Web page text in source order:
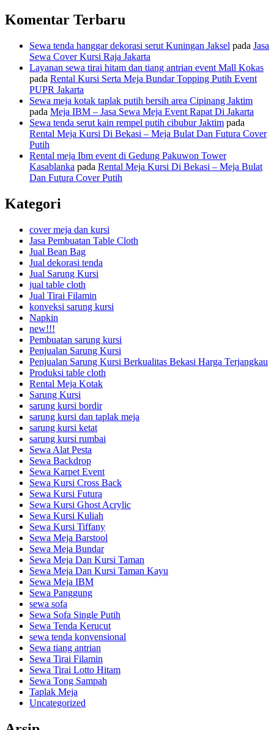
Komentar Terbaru
Sewa tenda hanggar dekorasi serut Kuningan Jaksel pada Jasa
Sewa Cover Kursi Raja Jakarta
Layanan sewa tirai hitam dan tiang antrian event Mall Kokas
pada Rental Kursi Serta Meja Bundar Topping Putih Event
PUPR Jakarta
Sewa meja kotak taplak putih bersih area Cipinang Jaktim
pada Meja IBM – Jasa Sewa Meja Event Rapat Di Jakarta
Sewa tenda serut kain rempel putih cibubur Jaktim pada
Rental Meja Kursi Di Bekasi – Meja Bulat Dan Futura Cover
Putih
Rental meja Ibm event di Gedung Pakuwon Tower
Kasablanka pada Rental Meja Kursi Di Bekasi – Meja Bulat
Dan Futura Cover Putih
Kategori
cover meja dan kursi
Jasa Pembuatan Table Cloth
Jual Bean Bag
Jual dekorasi tenda
Jual Sarung Kursi
jual table cloth
Jual Tirai Filamin
konveksi sarung kursi
Napkin
new!!!
Pembuatan sarung kursi
Penjualan Sarung Kursi
Penjualan Sarung Kursi Berkualitas Bekasi Harga Terjangkau
Produksi table cloth
Rental Meja Kotak
Sarung Kursi
sarung kursi bordir
sarung kursi dan taplak meja
sarung kursi ketat
sarung kursi rumbai
Sewa Alat Pesta
Sewa Backdrop
Sewa Karpet Event
Sewa Kursi Cross Back
Sewa Kursi Futura
Sewa Kursi Ghost Acrylic
Sewa Kursi Kuliah
Sewa Kursi Tiffany
Sewa Meja Barstool
Sewa Meja Bundar
Sewa Meja Dan Kursi Taman
Sewa Meja Dan Kursi Taman Kayu
Sewa Meja IBM
Sewa Panggung
sewa sofa
Sewa Sofa Single Putih
Sewa Tenda Kerucut
sewa tenda konvensional
Sewa tiang antrian
Sewa Tirai Filamin
Sewa Tirai Lotto Hitam
Sewa Tong Sampah
Taplak Meja
Uncategorized